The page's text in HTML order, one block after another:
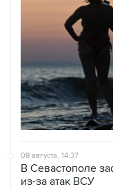
08 августа, 14:37
В Севастополе
из-за атак ВСУ